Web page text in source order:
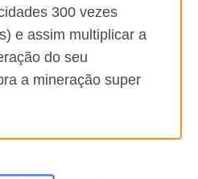
300 vezes
e assim multiplicar a
do seu
a mineração super